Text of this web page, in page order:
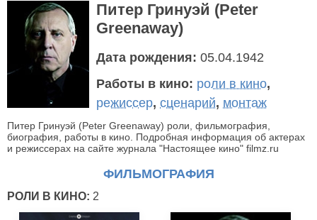
Питер Гринуэй (Peter
Greenaway)
Дата рождения: 05.04.1942
Работы в кино: роли в кино,
режиссер, сценарий, монтаж
Питер Гринуэй (Peter Greenaway) роли, фильмография,
биография, работы в кино. Подробная информация об актерах
и режиссерах на сайте журнала "Настоящее кино" filmz.ru
ФИЛЬМОГРАФИЯ
РОЛИ В КИНО: 2